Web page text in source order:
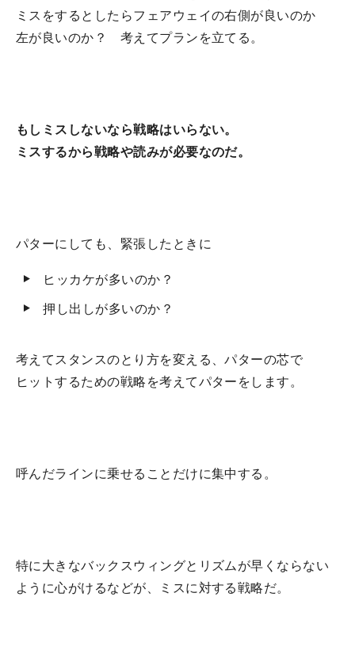
ミスをするとしたらフェアウェイの右側が良いのか
左が良いのか？ 考えてプランを立てる。
もしミスしないなら戦略はいらない。
ミスするから戦略や読みが必要なのだ。
パターにしても、緊張したときに
ヒッカケが多いのか？
押し出しが多いのか？
考えてスタンスのとり方を変える、パターの芯で
ヒットするための戦略を考えてパターをします。
呼んだラインに乗せることだけに集中する。
特に大きなバックスウィングとリズムが早くならない
ように心がけるなどが、ミスに対する戦略だ。